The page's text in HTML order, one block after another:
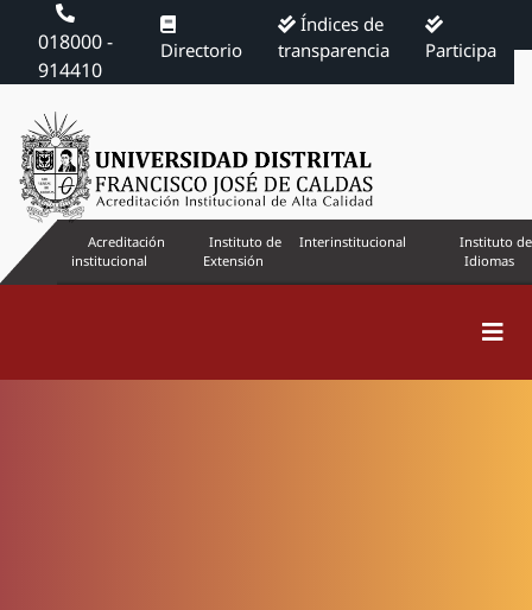
018000 -
914410
Directorio
Índices de
transparencia
Participa
Acreditación
institucional
Instituto de
Extensión
Interinstitucional
Instituto de
Idiomas